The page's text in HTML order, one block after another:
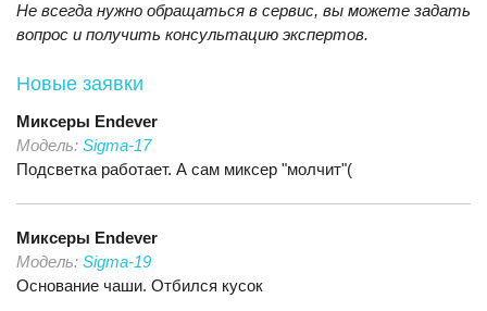
Не всегда нужно обращаться в сервис, вы можете задать
вопрос и получить консультацию экспертов.
Новые заявки
Миксеры Endever
Модель: Sigma-17
Подсветка работает. А сам миксер "молчит"(
Миксеры Endever
Модель: Sigma-19
Основание чаши. Отбился кусок